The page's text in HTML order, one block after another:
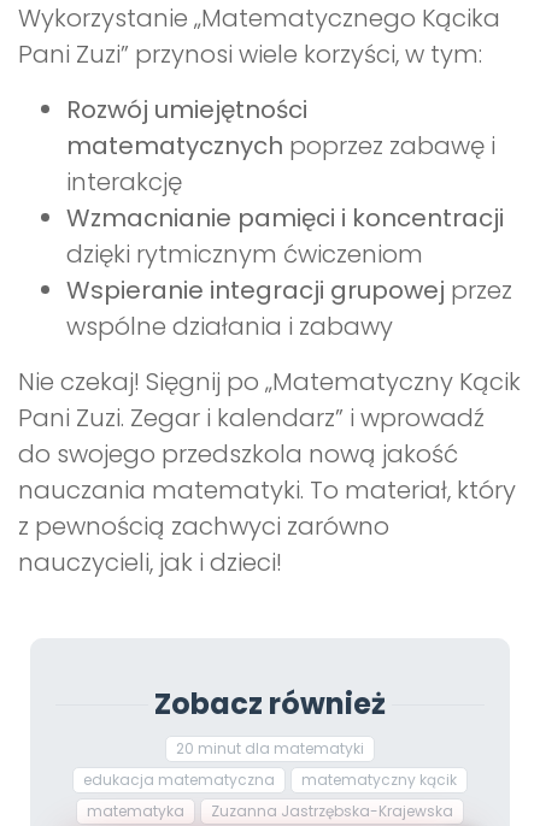
Wykorzystanie „Matematycznego Kącika
Pani Zuzi” przynosi wiele korzyści, w tym:
Rozwój umiejętności
matematycznych poprzez zabawę i
interakcję
Wzmacnianie pamięci i koncentracji
dzięki rytmicznym ćwiczeniom
Wspieranie integracji grupowej przez
wspólne działania i zabawy
Nie czekaj! Sięgnij po „Matematyczny Kącik
Pani Zuzi. Zegar i kalendarz” i wprowadź
do swojego przedszkola nową jakość
nauczania matematyki. To materiał, który
z pewnością zachwyci zarówno
nauczycieli, jak i dzieci!
Zobacz również
20 minut dla matematyki
edukacja matematyczna
matematyczny kącik
matematyka
Zuzanna Jastrzębska-Krajewska